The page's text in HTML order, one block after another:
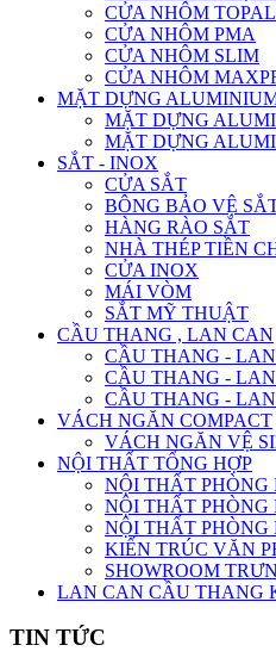
CỬA NHÔM TOPAL
CỬA NHÔM PMA
CỬA NHÔM SLIM
CỬA NHÔM
MẶT DỰNG
MẶT DỰNG
MẶT DỰNG
SẮT - INOX
CỬA SẮT
BÔNG BẢO VỆ
HÀNG RÀO SẮT
NHÀ THÉP TIỀN
CỬA INOX
MÁI VÒM
SẮT MỸ THUẬT
CẦU THANG , LAN CAN
CẦU THANG -
CẦU THANG -
CẦU THANG -
VÁCH NGĂN COMPACT
VÁCH NGĂN VỆ
NỘI THẤT TỔNG HỢP
NỘI THẤT PHÒNG
NỘI THẤT PHÒNG
NỘI THẤT PHÒNG
KIẾN TRÚC VĂN
SHOWROOM
LAN CAN CẦU THANG
TIN TỨC